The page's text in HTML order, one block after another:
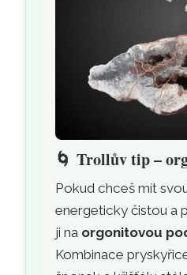
🌀Trollův tip –
Pokud chceš mít
energeticky čistou a
ji na orgonitovou
Kombinace